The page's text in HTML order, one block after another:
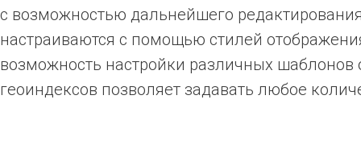
с возможностью дальнейшего
настраиваются с помощью стилей
возможность настройки различных
геоиндексов позволяет задавать любое